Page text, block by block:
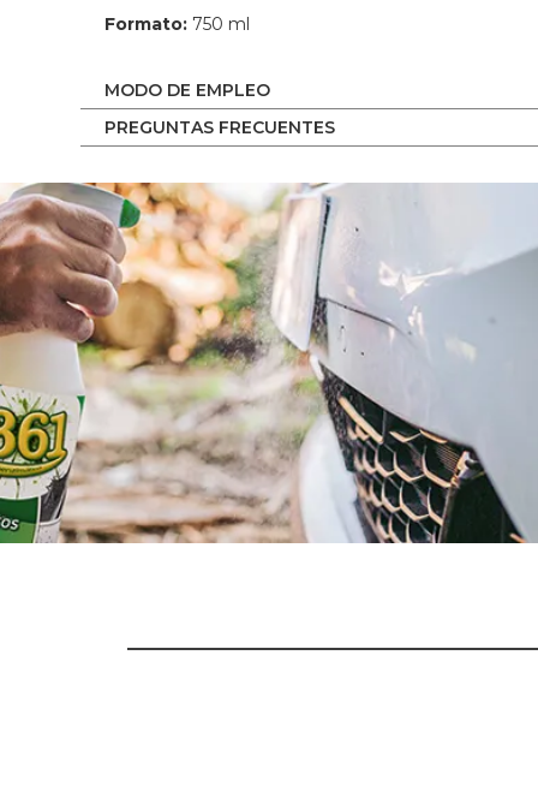
Formato: 750 ml
MODO DE EMPLEO
PREGUNTAS FRECUENTES